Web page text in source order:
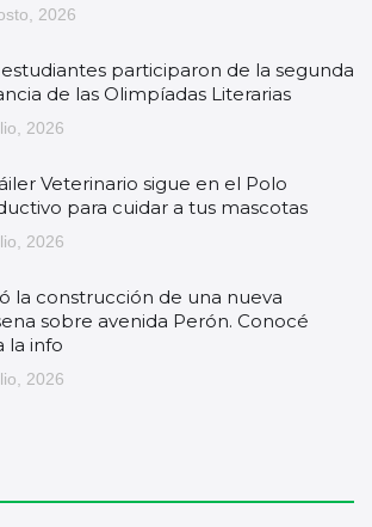
2026
participaron de la segunda
de las Olimpíadas Literarias
2026
Veterinario sigue en el Polo
para cuidar a tus mascotas
2026
la construcción de una nueva
sobre avenida Perón. Conocé
la info
2026